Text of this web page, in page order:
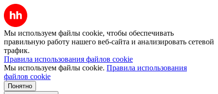
Мы используем файлы cookie, чтобы обеспечивать
правильную работу нашего веб-сайта и анализировать сетевой
трафик.
Правила использования файлов cookie
Мы используем файлы cookie. Правила использования
файлов cookie
Понятно